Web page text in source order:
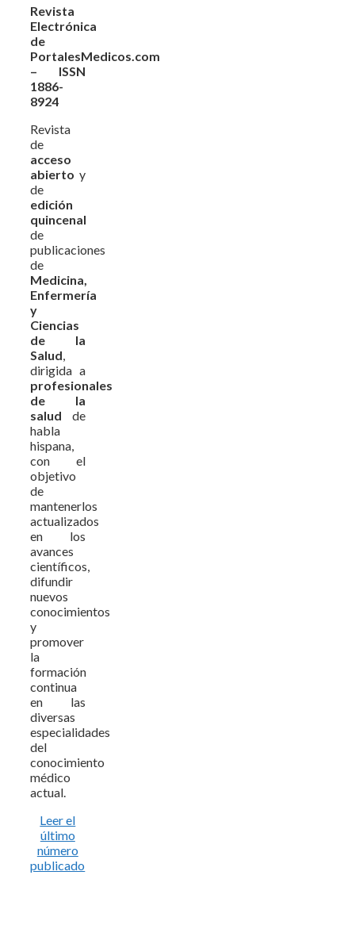
Revista
Electrónica
de
PortalesMedicos.com
– ISSN
1886-
8924
Revista
de
acceso
abierto y
de
edición
quincenal
de
publicaciones
de
Medicina,
Enfermería
y
Ciencias
de la
Salud,
dirigida a
profesionales
de la
salud de
habla
hispana,
con el
objetivo
de
mantenerlos
actualizados
en los
avances
científicos,
difundir
nuevos
conocimientos
y
promover
la
formación
continua
en las
diversas
especialidades
del
conocimiento
médico
actual.
Leer el
último
número
publicado